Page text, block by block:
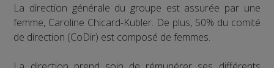
La direction générale du groupe est assurée par une
femme, Caroline Chicard-Kubler. De plus, 50% du comité
de direction (CoDir) est composé de femmes.